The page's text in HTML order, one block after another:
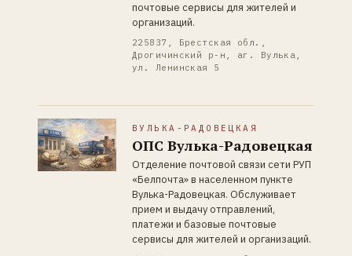
почтовые сервисы для жителей и
организаций.
225837, Брестская обл.,
Дрогичинский р-н, аг. Вулька,
ул. Ленинская 5
ВУЛЬКА-РАДОВЕЦКАЯ
ОПС Вулька-Радовецкая
Отделение почтовой связи сети РУП
«Белпочта» в населенном пункте
Вулька-Радовецкая. Обслуживает
прием и выдачу отправлений,
платежи и базовые почтовые
сервисы для жителей и организаций.